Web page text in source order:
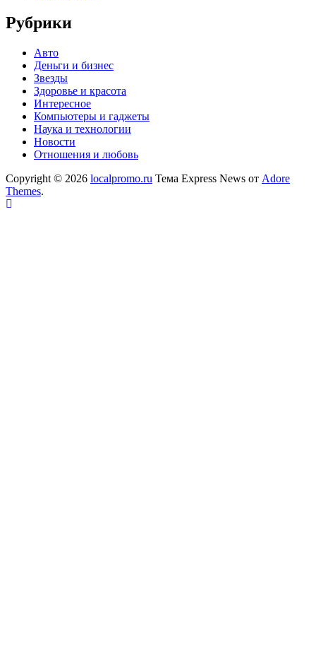
Рубрики
Авто
Деньги и бизнес
Звезды
Здоровье и красота
Интересное
Компьютеры и гаджеты
Наука и технологии
Новости
Отношения и любовь
Copyright © 2026 localpromo.ru Тема Express News от Adore
Themes.